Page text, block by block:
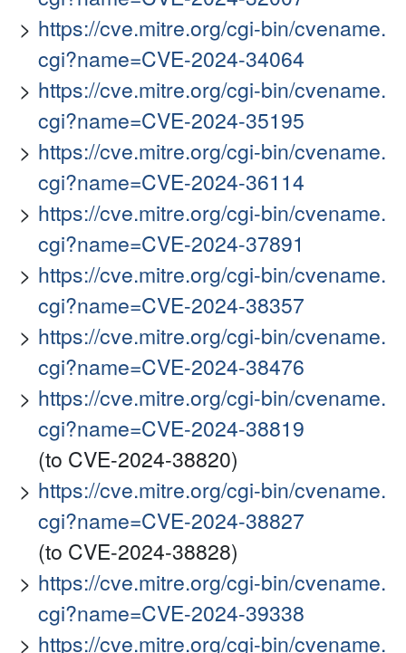
https://cve.mitre.org/cgi-bin/cvename.
cgi?name=CVE-2024-34064
https://cve.mitre.org/cgi-bin/cvename.
cgi?name=CVE-2024-35195
https://cve.mitre.org/cgi-bin/cvename.
cgi?name=CVE-2024-36114
https://cve.mitre.org/cgi-bin/cvename.
cgi?name=CVE-2024-37891
https://cve.mitre.org/cgi-bin/cvename.
cgi?name=CVE-2024-38357
https://cve.mitre.org/cgi-bin/cvename.
cgi?name=CVE-2024-38476
https://cve.mitre.org/cgi-bin/cvename.
cgi?name=CVE-2024-38819
(to CVE-2024-38820)
https://cve.mitre.org/cgi-bin/cvename.
cgi?name=CVE-2024-38827
(to CVE-2024-38828)
https://cve.mitre.org/cgi-bin/cvename.
cgi?name=CVE-2024-39338
https://cve.mitre.org/cgi-bin/cvename.